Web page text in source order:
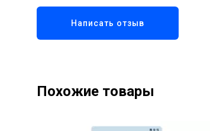
Написать отзыв
Похожие товары